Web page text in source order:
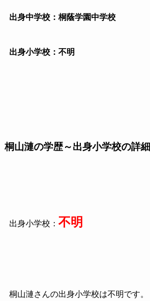
出身中学校：桐蔭学園中学校
出身小学校：不明
桐山漣の学歴～出身小学校の詳細
出身小学校： 不明
桐山漣さんの出身小学校は不明です。